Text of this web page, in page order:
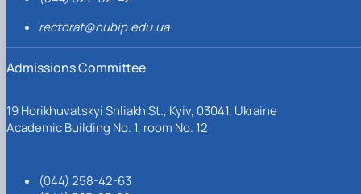
rectorat@nubip.edu.ua
Admissions Committee
19 Horikhuvatskyi Shliakh St., Kyiv, 03041, Ukraine
Academic Building No. 1, room No. 12
(044) 258-42-63